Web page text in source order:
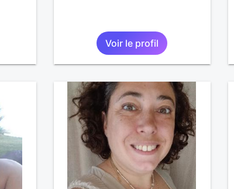
Voir le profil